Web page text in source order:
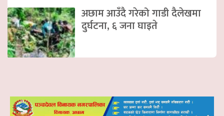
अछाम आउँदै गरेको गाडी दैलेखमा
दुर्घटना, ६ जना घाइते